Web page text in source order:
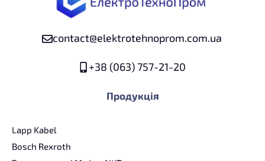
contact@elektrotehnoprom.com.ua
+38 (063) 757-21-20
Продукція
Lapp Kabel
Bosch Rexroth